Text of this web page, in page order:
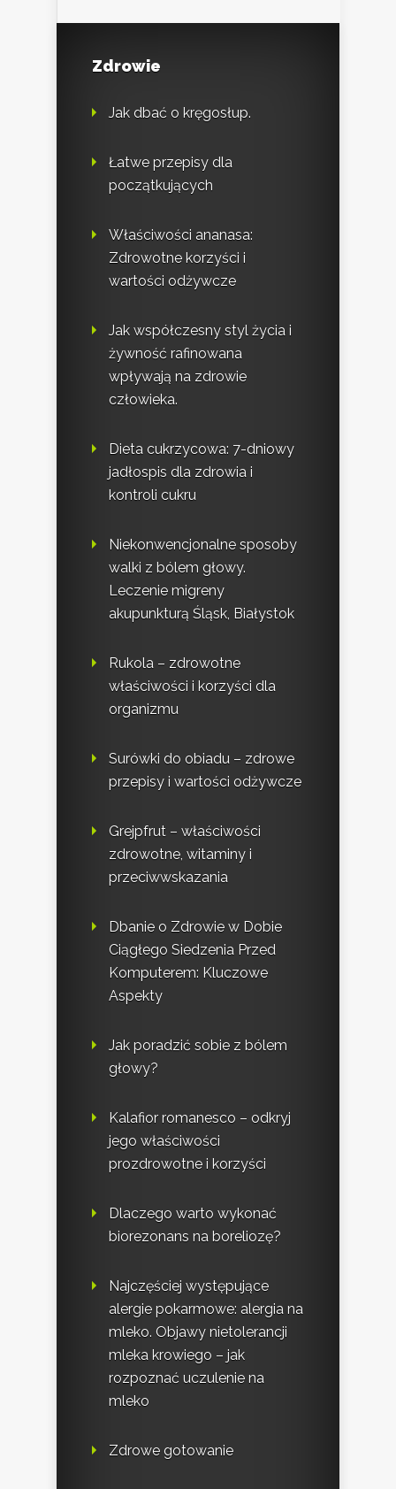
Zdrowie
Jak dbać o kręgosłup.
Łatwe przepisy dla
początkujących
Właściwości ananasa:
Zdrowotne korzyści i
wartości odżywcze
Jak współczesny styl życia i
żywność rafinowana
wpływają na zdrowie
człowieka.
Dieta cukrzycowa: 7-dniowy
jadłospis dla zdrowia i
kontroli cukru
Niekonwencjonalne sposoby
walki z bólem głowy.
Leczenie migreny
akupunkturą Śląsk, Białystok
Rukola – zdrowotne
właściwości i korzyści dla
organizmu
Surówki do obiadu – zdrowe
przepisy i wartości odżywcze
Grejpfrut – właściwości
zdrowotne, witaminy i
przeciwwskazania
Dbanie o Zdrowie w Dobie
Ciągłego Siedzenia Przed
Komputerem: Kluczowe
Aspekty
Jak poradzić sobie z bólem
głowy?
Kalafior romanesco – odkryj
jego właściwości
prozdrowotne i korzyści
Dlaczego warto wykonać
biorezonans na boreliozę?
Najczęściej występujące
alergie pokarmowe: alergia na
mleko. Objawy nietolerancji
mleka krowiego – jak
rozpoznać uczulenie na
mleko
Zdrowe gotowanie